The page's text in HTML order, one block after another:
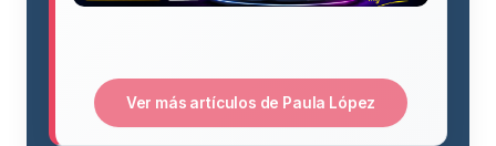
Ver más artículos de Paula López